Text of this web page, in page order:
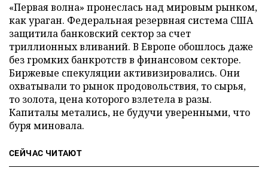
«Первая волна» пронеслась над мировым рынком,
как ураган. Федеральная резервная система США
защитила банковский сектор за счет
триллионных вливаний. В Европе обошлось даже
без громких банкротств в финансовом секторе.
Биржевые спекуляции активизировались. Они
охватывали то рынок продовольствия, то сырья,
то золота, цена которого взлетела в разы.
Капиталы метались, не будучи уверенными, что
буря миновала.
СЕЙЧАС ЧИТАЮТ